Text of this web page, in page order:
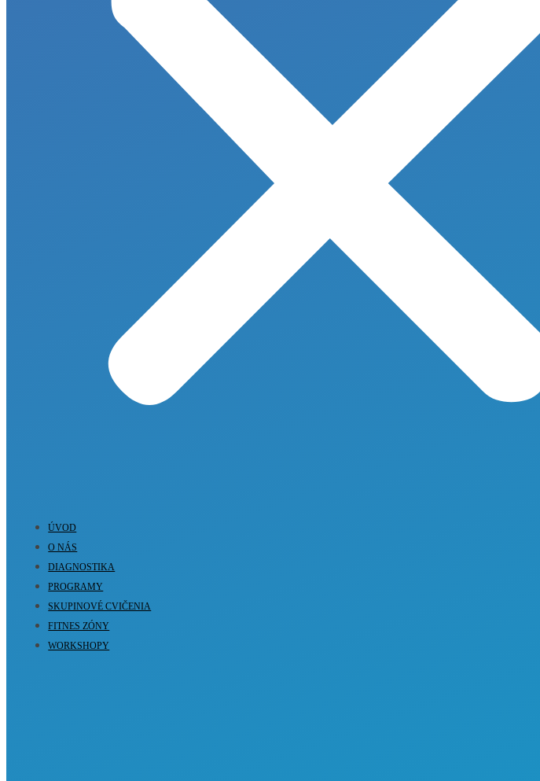
ÚVOD
O NÁS
DIAGNOSTIKA
PROGRAMY
SKUPINOVÉ CVIČENIA
FITNES ZÓNY
WORKSHOPY